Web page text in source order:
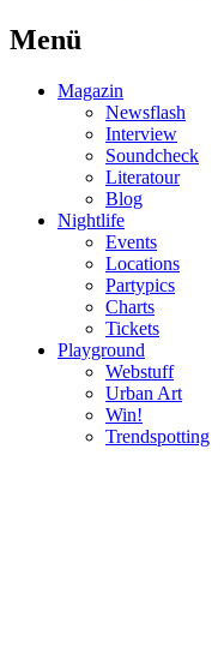
Menü
Magazin
Newsflash
Interview
Soundcheck
Literatour
Blog
Nightlife
Events
Locations
Partypics
Charts
Tickets
Playground
Webstuff
Urban Art
Win!
Trendspotting